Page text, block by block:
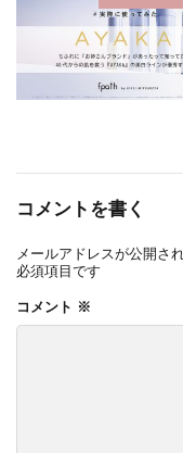
コメントを書く
メールアドレスが公開さ
必須項目です
コメント ※